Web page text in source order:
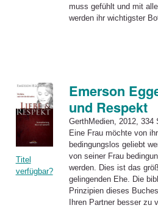
muss gefühlt und mit
werden ihr wichtigster
Titel
verfügbar?
Emerson
und Respekt
GerthMedien, 2012, 334
Eine Frau möchte von
bedingungslos geliebt
von seiner Frau
werden. Dies ist das
gelingenden Ehe. Die
Prinzipien dieses
Ihren Partner besser zu